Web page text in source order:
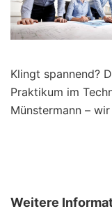
Klingt spannend?
Praktikum im
Münstermann –
Weitere